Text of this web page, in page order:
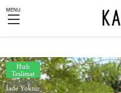
MENU
İade Yoktur
Hızlı
Teslimat